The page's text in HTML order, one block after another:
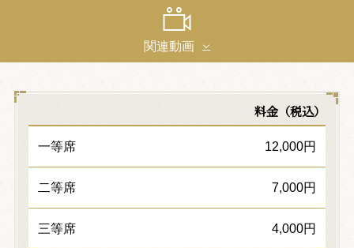
関連動画
料金（税込）
一等席 12,000円
二等席 7,000円
三等席 4,000円